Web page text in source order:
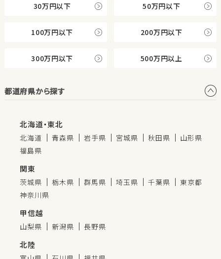
30万円以下 50万円以下
100万円以下 200万円以下
300万円以下 500万円以上
都道府県から探す
北海道・東北
北海道 青森県 岩手県 宮城県 秋田県
山形県
福島県
関東
茨城県 栃木県 群馬県 埼玉県 千葉県
東京都
神奈川県
甲信越
山梨県 新潟県 長野県
北陸